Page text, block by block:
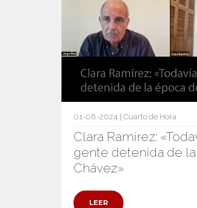
01-08-2024 | Cuarto de Hora
Clara Ramírez:
gente detenida de
Chávez»
LEER